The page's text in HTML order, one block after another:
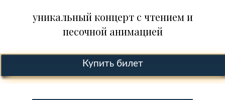
уникальный концерт с чтением и
песочной анимацией
Купить билет